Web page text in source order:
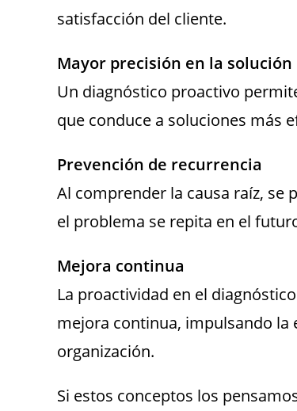
satisfacción del cliente.
Mayor precisión en la solución
Un diagnóstico proactivo
que conduce a soluciones más
Prevención de recurrencia
Al comprender la causa raíz,
el problema se repita en el
Mejora continua
La proactividad en el
mejora continua, impulsando la
organización.
Si estos conceptos los